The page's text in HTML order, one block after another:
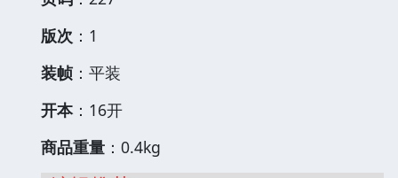
版次 ：1
装帧 ：平装
开本：16开
商品重量 ：0.4kg